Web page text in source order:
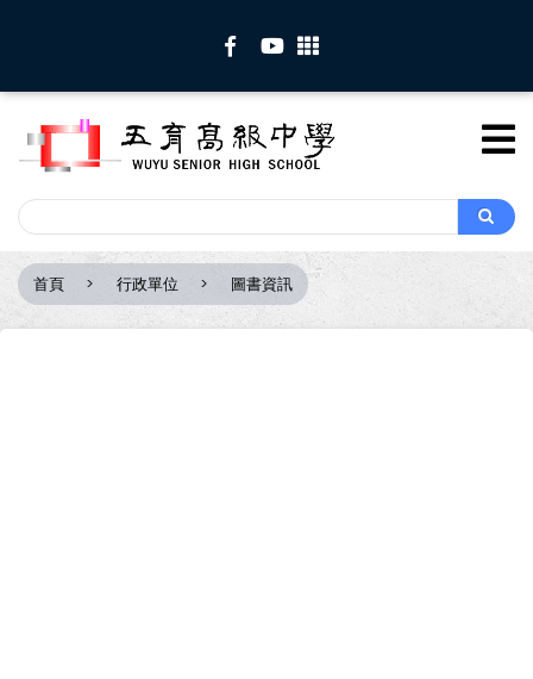
內
Search
Search
導
航
首頁 行政單位 圖書資訊